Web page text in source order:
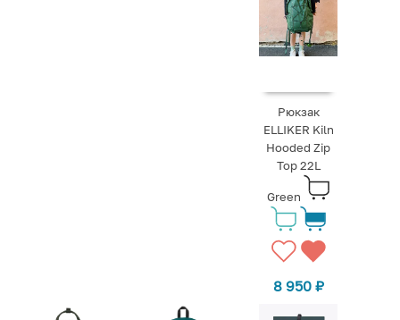
Рюкзак
ELLIKER Kiln
Hooded Zip
Top 22L
Green
8 950 ₽